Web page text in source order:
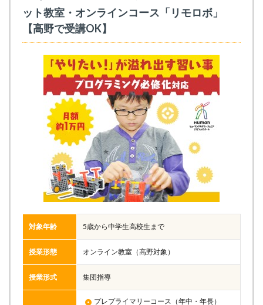
ット教室・オンラインコース「リモロボ」
【高野で受講OK】
対象年齢 5歳から中学生高校生まで
授業形態 オンライン教室（高野対象）
授業形式 集団指導
プレプライマリーコース（年中・年長）